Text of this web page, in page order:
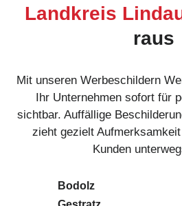
Landkreis
raus
Mit unseren Werbeschildern
Ihr Unternehmen sofort für
sichtbar. Auffällige
zieht gezielt
Kunden
Bodolz